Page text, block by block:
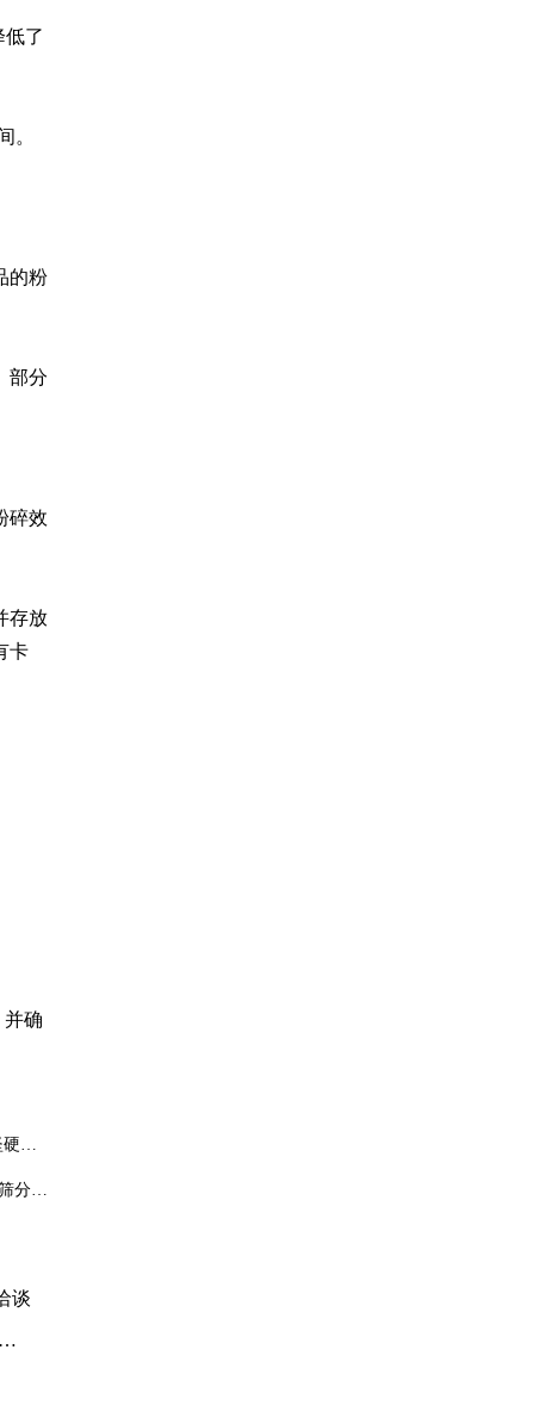
了
。
的粉
部分
碎效
存放
卡
并确
物
考虑
分环
谈